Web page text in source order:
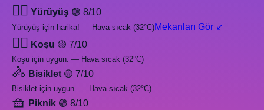
🚶‍♂️ Yürüyüş 🟢 8/10
Yürüyüş için harika! — Hava sıcak (32°C)Mekanları Gör ↙️
🏃‍♂️ Koşu 🟡 7/10
Koşu için uygun. — Hava sıcak (32°C)
🚴 Bisiklet 🟡 7/10
Bisiklet için uygun. — Hava sıcak (32°C)
🧺 Piknik 🟢 8/10